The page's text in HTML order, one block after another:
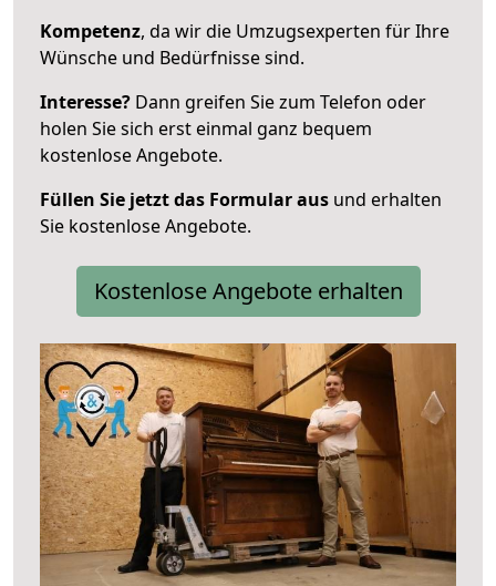
Kompetenz, da wir die Umzugsexperten für Ihre
Wünsche und Bedürfnisse sind.
Interesse? Dann greifen Sie zum Telefon oder
holen Sie sich erst einmal ganz bequem
kostenlose Angebote.
Füllen Sie jetzt das Formular aus und erhalten
Sie kostenlose Angebote.
Kostenlose Angebote erhalten